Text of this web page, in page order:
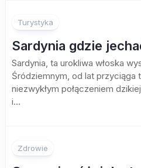
Turystyka
Sardynia gdzie
Sardynia, ta urokliwa włoska
Śródziemnym, od lat przyciąga
niezwykłym połączeniem
i...
Zdrowie